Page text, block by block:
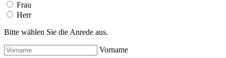
Frau
Herr
Bitte wählen Sie die Anrede aus.
Vorname